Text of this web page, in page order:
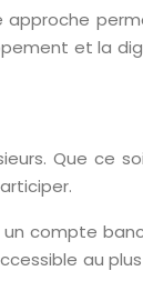
approche
et la
Que ce
compte
au